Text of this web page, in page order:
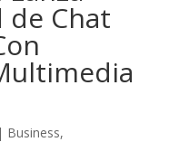
de Chat
Business,